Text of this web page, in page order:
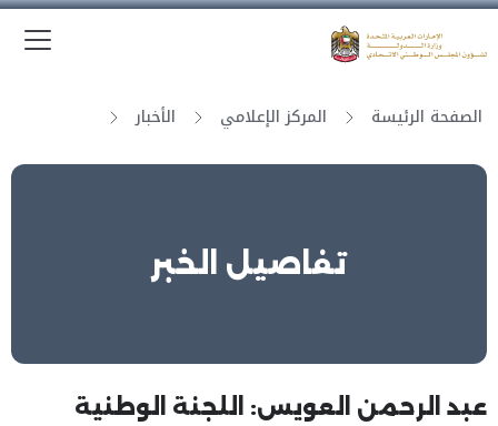
الصفحة الرئيسة المركز الإعلامي الأخبار
تفاصيل الخبر
عبد الرحمن العويس: اللجنة الوطنية